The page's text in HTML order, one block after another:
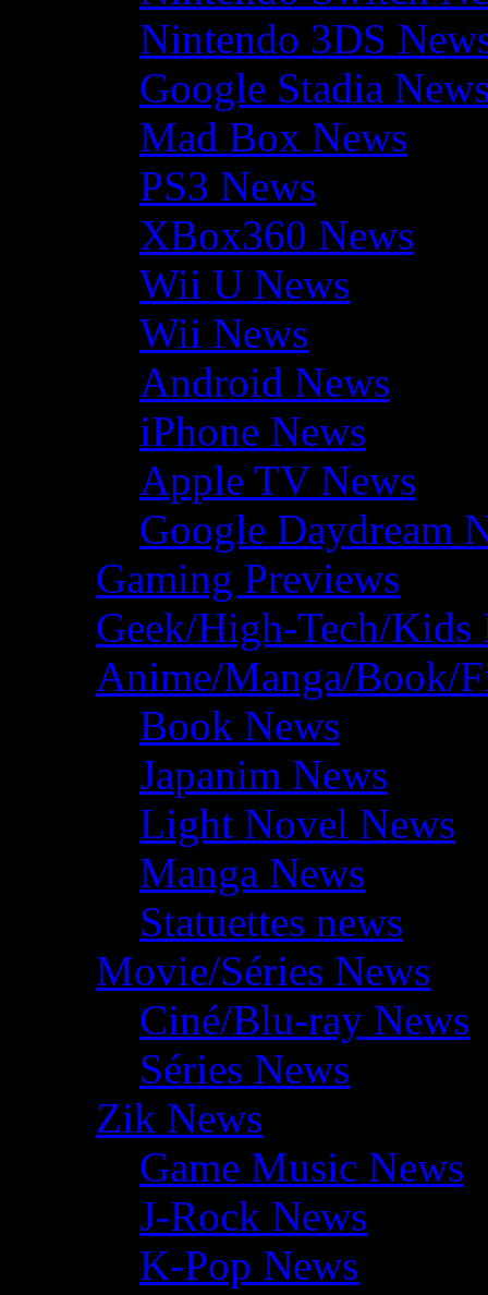
Nintendo 3DS
Google Stadia
Mad Box News
PS3 News
XBox360 News
Wii U News
Wii News
Android News
iPhone News
Apple TV News
Google Daydream
Gaming Previews
Geek/High-Tech/Kids
Anime/Manga/Book/
Book News
Japanim News
Light Novel News
Manga News
Statuettes news
Movie/Séries News
Ciné/Blu-ray News
Séries News
Zik News
Game Music News
J-Rock News
K-Pop News